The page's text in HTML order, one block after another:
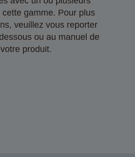
cette gamme. Pour plus
veuillez vous reporter
ou au manuel de
votre produit.